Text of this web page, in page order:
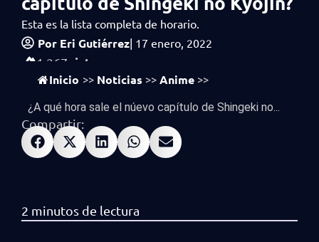
Esta es la lista completa de horario.
Por Eri Gutiérrez| 17 enero, 2022
1,267 vistas
Inicio >> Noticias >> Anime >>
¿A qué hora sale el núevo capítulo de Shingeki no...
Compartir: